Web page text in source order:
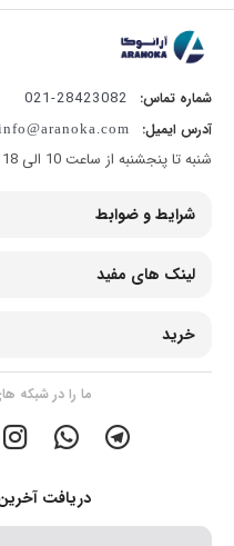
شماره تماس: 28423082-021
آدرس ایمیل:
شنبه تا پنجشنبه از ساعت 10 الی 18 پاسخگوی شما هستیم
شرایط و ضوابط
لینک های مفید
خرید
ما را در شبکه
دریافت